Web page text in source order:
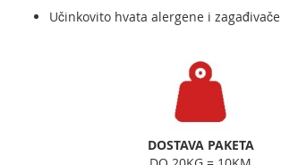
Učinkovito hvata alergene i zagađivače
DOSTAVA PAKETA